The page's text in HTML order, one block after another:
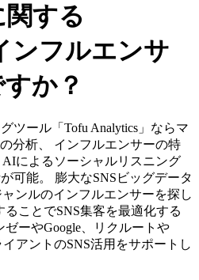
する
ンフルエンサ
か？
ツール「Tofu Analytics」ならマ
分析、 インフルエンサーの特
によるソーシャルリスニング
可能。 膨大なSNSビッグデータ
ンルのインフルエンサーを探し
ことでSNS集客を最適化する
ーやGoogle、リクルートや
アントのSNS活用をサポートし